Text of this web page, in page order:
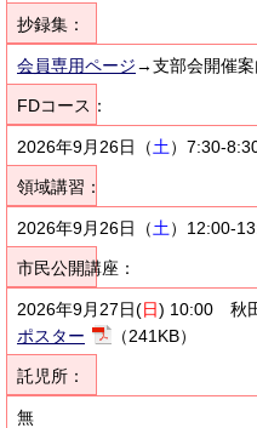
抄録集：
会員専用ページ→支部会開催
FDコース：
2026年9月26日 （土）7:30-
領域講習：
2026年9月26日 （土）12:00-
市民公開講座：
2026年9月27日(日) 10:00 秋
ポスター
（241KB）
託児所：
無